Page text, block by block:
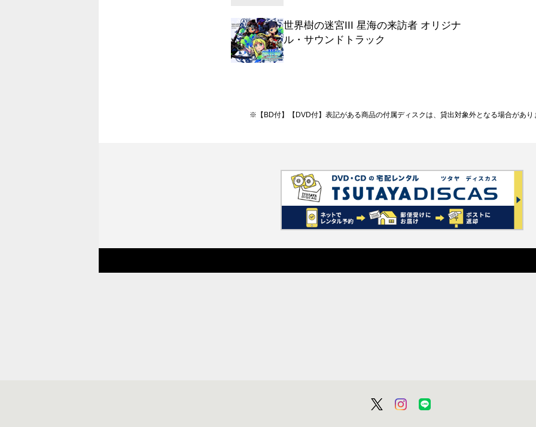
12.迷宮VI 昏き海淵の禍神~戦乱 その忌むべき名
を呼べ
13.君たちの冒険は終わった
世界樹の迷宮III 星海の来訪者 オリジナ
ル・サウンドトラック
※【BD付】【DVD付】表記がある商品の付属ディスクは、貸出対象外となる場合があり